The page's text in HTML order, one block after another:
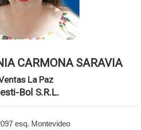
CARMONA SARAVIA
La Paz
Bol S.R.L.
esq. Montevideo